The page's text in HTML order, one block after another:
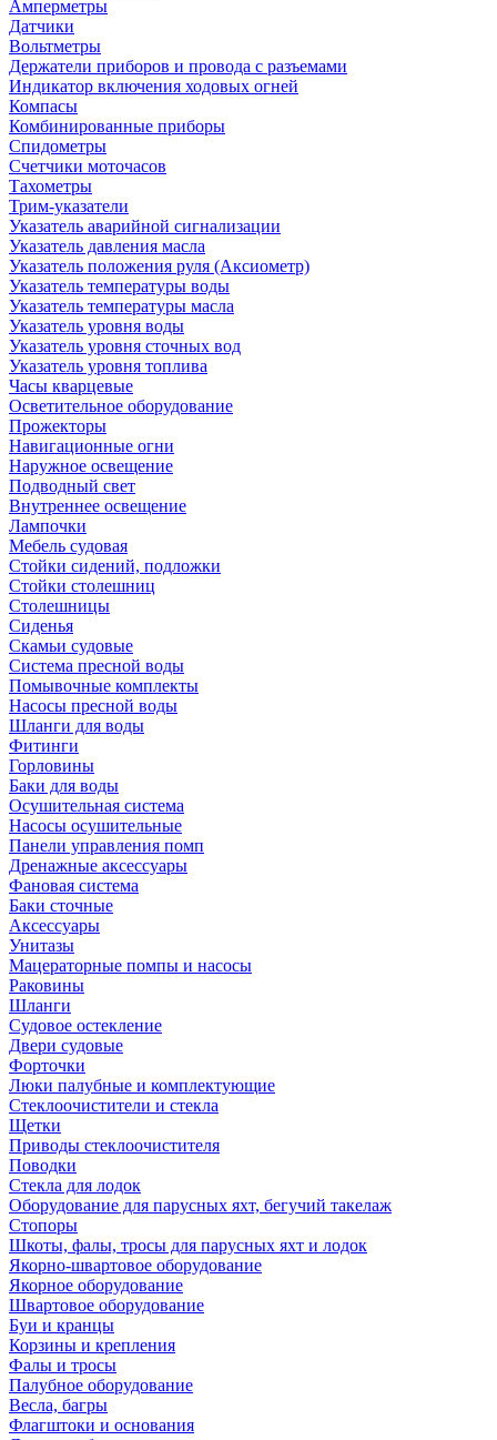
Амперметры
Датчики
Вольтметры
Держатели приборов и провода с разъемами
Индикатор включения ходовых огней
Компасы
Комбинированные приборы
Спидометры
Счетчики моточасов
Тахометры
Трим-указатели
Указатель аварийной сигнализации
Указатель давления масла
Указатель положения руля (Аксиометр)
Указатель температуры воды
Указатель температуры масла
Указатель уровня воды
Указатель уровня сточных вод
Указатель уровня топлива
Часы кварцевые
Осветительное оборудование
Прожекторы
Навигационные огни
Наружное освещение
Подводный свет
Внутреннее освещение
Лампочки
Мебель судовая
Стойки сидений, подложки
Стойки столешниц
Столешницы
Сиденья
Скамьи судовые
Система пресной воды
Помывочные комплекты
Насосы пресной воды
Шланги для воды
Фитинги
Горловины
Баки для воды
Осушительная система
Насосы осушительные
Панели управления помп
Дренажные аксессуары
Фановая система
Баки сточные
Аксессуары
Унитазы
Мацераторные помпы и насосы
Раковины
Шланги
Судовое остекление
Двери судовые
Форточки
Люки палубные и комплектующие
Стеклоочистители и стекла
Щетки
Приводы стеклоочистителя
Поводки
Стекла для лодок
Оборудование для парусных яхт, бегучий такелаж
Стопоры
Шкоты, фалы, тросы для парусных яхт и лодок
Якорно-швартовое оборудование
Якорное оборудование
Швартовое оборудование
Буи и кранцы
Корзины и крепления
Фалы и тросы
Палубное оборудование
Весла, багры
Флагштоки и основания